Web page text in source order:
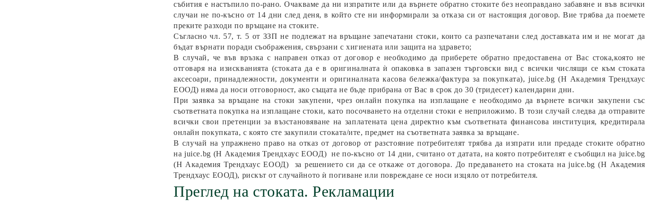
събития е настъпило по-рано. Очакваме да ни изпратите или да върнете обратно стоките без неоправдано забавяне и във всички
случаи не по-късно от 14 дни след деня, в който сте ни информирали за отказа си от настоящия договор. Вие трябва да поемете
преките разходи по връщане на стоките.
Съгласно чл. 57, т. 5 от ЗЗП не подлежат на връщане запечатани стоки, които са разпечатани след доставката им и не могат да
бъдат върнати поради съображения, свързани с хигиената или защита на здравето;
В случай, че във връзка с направен отказ от договор е необходимо да приберете обратно предоставена от Вас стока,която не
отговаря на изискванията (стоката да е в оригиналната ѝ опаковка в запазен търговски вид с всички числящи се към стоката
аксесоари, принадлежности, документи и оригиналната касова бележка/фактура за покупката), juice.bg (Н Академия Трендхаус
ЕООД) няма да носи отговорност, ако същата не бъде прибрана от Вас в срок до 30 (тридесет) календарни дни.
При заявка за връщане на стоки закупени, чрез онлайн покупка на изплащане е необходимо да върнете всички закупени със
съответната покупка на изплащане стоки, като посочването на отделни стоки е неприложимо. В този случай следва да отправите
всички свои претенции за възстановяване на заплатената цена директно към съответната финансова институция, кредитирала
онлайн покупката, с която сте закупили стоката/ите, предмет на съответната заявка за връщане.
В случай на упражнено право на отказ от договор от разстояние потребителят трябва да изпрати или предаде стоките обратно
наjuice.bg (Н Академия Трендхаус ЕООД) не по-късно от 14 дни, считано от датата, на която потребителят е съобщил на juice.bg
(Н Академия Трендхаус ЕООД) за решението си да се откаже от договора. До предаването на стоката наjuice.bg (Н Академия
Трендхаус ЕООД), рискът от случайното ѝ погиване или повреждане се носи изцяло от потребителя.
Преглед на стоката. Рекламации